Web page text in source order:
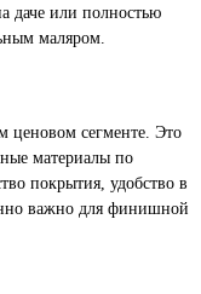
даче или полностью
маляром.
ценовом сегменте. Это
материалы по
покрытия, удобство в
важно для финишной